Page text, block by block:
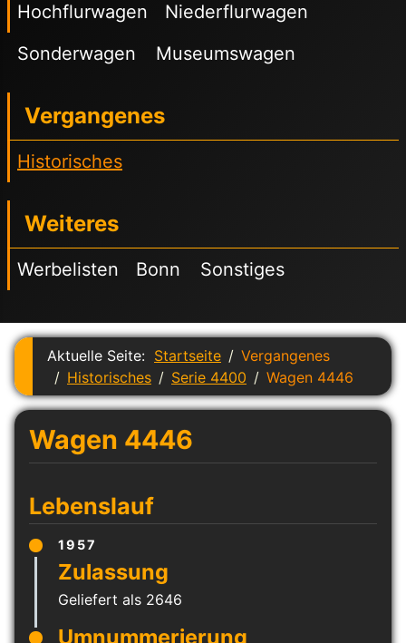
Hochflurwagen
Niederflurwagen
Sonderwagen
Museumswagen
Vergangenes
Historisches
Weiteres
Werbelisten Bonn Sonstiges
Aktuelle Seite: Startseite
Vergangenes
Historisches
Serie 4400 Wagen 4446
Wagen 4446
Lebenslauf
1957
Geliefert als 2646